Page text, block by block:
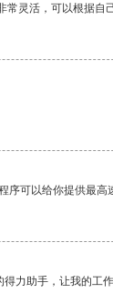
常灵活，可以根据自
序可以给你提供最高
力助手，让我的工